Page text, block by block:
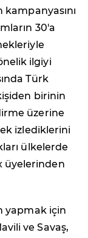
kampanyasını
30'a
ilgiyi
Türk
birinin
üzerine
izlediklerini
ülkelerde
üyelerinden
yapmak için
ve Savaş,